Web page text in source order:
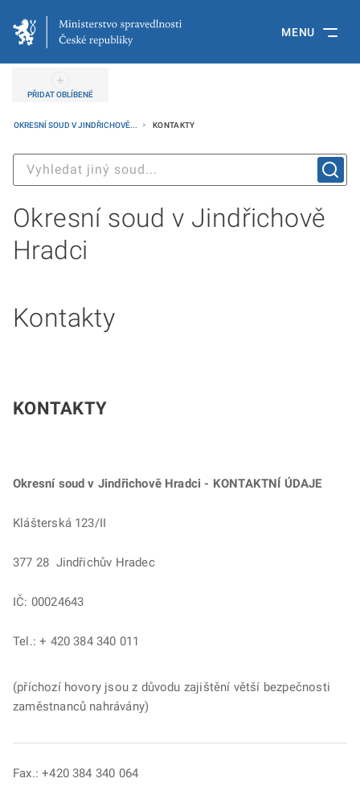
MENU
PŘIDAT OBLÍBENÉ
OKRESNÍ SOUD V JINDŘICHOVĚ... KONTAKTY
Okresní soud v Jindřichově
Hradci
Kontakty
KONTAKTY
Okresní soud v Jindřichově Hradci - KONTAKTNÍ ÚDAJE
Klášterská 123/II
377 28 Jindřichův Hradec
IČ: 00024643
Tel.: + 420 384 340 011
(příchozí hovory jsou z důvodu zajištění větší bezpečnosti
zaměstnanců nahrávány)
Fax.: +420 384 340 064